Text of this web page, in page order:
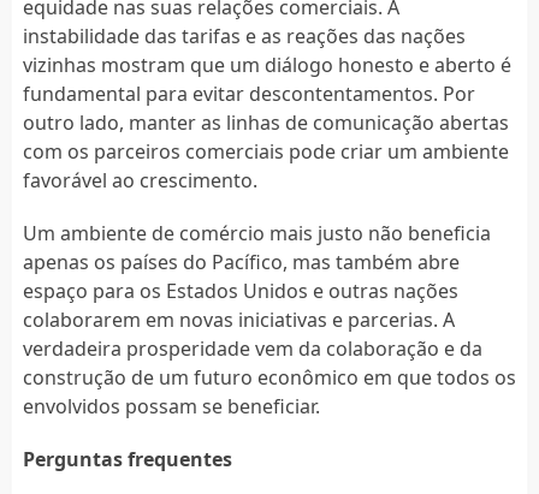
equidade nas suas relações comerciais. A
instabilidade das tarifas e as reações das nações
vizinhas mostram que um diálogo honesto e aberto é
fundamental para evitar descontentamentos. Por
outro lado, manter as linhas de comunicação abertas
com os parceiros comerciais pode criar um ambiente
favorável ao crescimento.
Um ambiente de comércio mais justo não beneficia
apenas os países do Pacífico, mas também abre
espaço para os Estados Unidos e outras nações
colaborarem em novas iniciativas e parcerias. A
verdadeira prosperidade vem da colaboração e da
construção de um futuro econômico em que todos os
envolvidos possam se beneficiar.
Perguntas frequentes